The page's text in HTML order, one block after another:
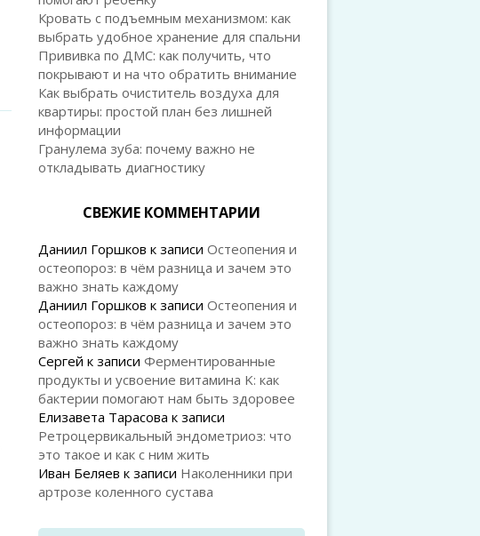
Кровать с подъемным механизмом: как
выбрать удобное хранение для спальни
Прививка по ДМС: как получить, что
покрывают и на что обратить внимание
Как выбрать очиститель воздуха для
квартиры: простой план без лишней
информации
Гранулема зуба: почему важно не
откладывать диагностику
СВЕЖИЕ КОММЕНТАРИИ
Даниил Горшков к записи Остеопения и
остеопороз: в чём разница и зачем это
важно знать каждому
Даниил Горшков к записи Остеопения и
остеопороз: в чём разница и зачем это
важно знать каждому
Сергей к записи Ферментированные
продукты и усвоение витамина K: как
бактерии помогают нам быть здоровее
Елизавета Тарасова к записи
Ретроцервикальный эндометриоз: что
это такое и как с ним жить
Иван Беляев к записи Наколенники при
артрозе коленного сустава